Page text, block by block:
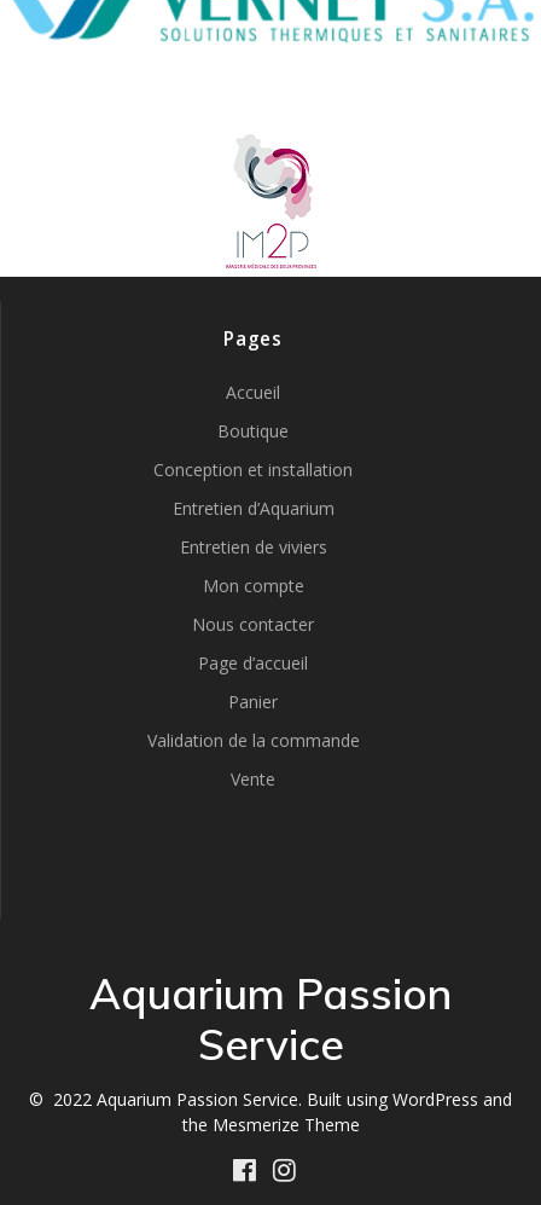
Pages
Accueil
Boutique
Conception et installation
Entretien d’Aquarium
Entretien de viviers
Mon compte
Nous contacter
Page d’accueil
Panier
Validation de la commande
Vente
Aquarium Passion
Service
© 2022 Aquarium Passion Service. Built using WordPress and
the Mesmerize Theme